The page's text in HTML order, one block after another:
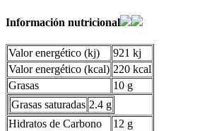
Información nutricional
Valor energético (kj)
921 kj
Valor energético (kcal) 220 kcal
Grasas
10 g
Grasas saturadas 2.4 g
Hidratos de Carbono
12 g